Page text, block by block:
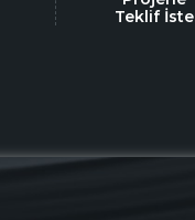
Teklif İste